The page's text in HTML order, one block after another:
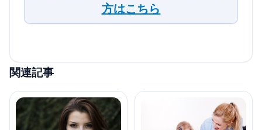
方はこちら
関連記事